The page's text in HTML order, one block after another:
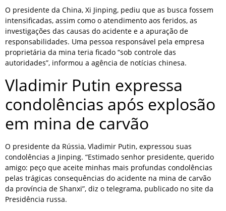
O presidente da China, Xi Jinping, pediu que as busca fossem
intensificadas, assim como o atendimento aos feridos, as
investigações das causas do acidente e a apuração de
responsabilidades. Uma pessoa responsável pela empresa
proprietária da mina teria ficado “sob controle das
autoridades”, informou a agência de notícias chinesa.
Vladimir Putin expressa
condolências após explosão
em mina de carvão
O presidente da Rússia, Vladimir Putin, expressou suas
condolências a Jinping. “Estimado senhor presidente, querido
amigo: peço que aceite minhas mais profundas condolências
pelas trágicas consequências do acidente na mina de carvão
da província de Shanxi”, diz o telegrama, publicado no site da
Presidência russa.